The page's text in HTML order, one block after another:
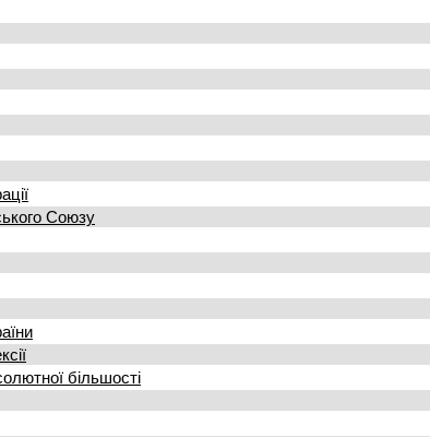
Союзу
більшості